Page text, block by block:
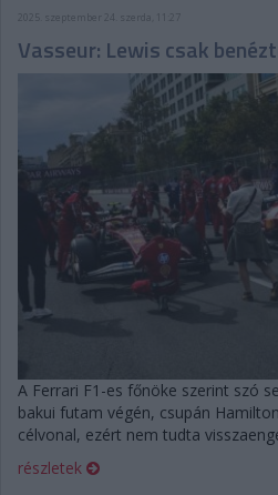
2025. szeptember 24. szerda, 11:27
Vasseur: Lewis csak
A Ferrari F1-es főnöke szerint szó
bakui futam végén, csupán
célvonal, ezért nem tudta
részletek